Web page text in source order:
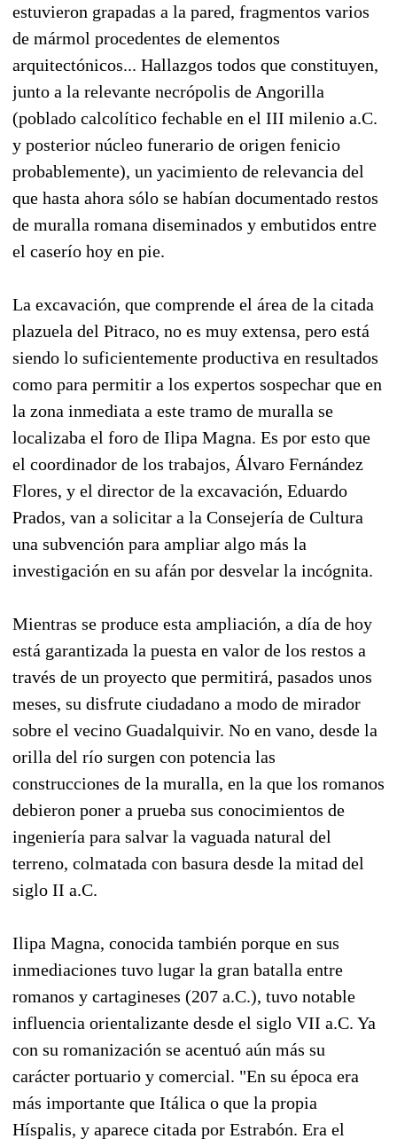
estuvieron grapadas a la pared, fragmentos varios
de mármol procedentes de elementos
arquitectónicos... Hallazgos todos que constituyen,
junto a la relevante necrópolis de Angorilla
(poblado calcolítico fechable en el III milenio a.C.
y posterior núcleo funerario de origen fenicio
probablemente), un yacimiento de relevancia del
que hasta ahora sólo se habían documentado restos
de muralla romana diseminados y embutidos entre
el caserío hoy en pie.
La excavación, que comprende el área de la citada
plazuela del Pitraco, no es muy extensa, pero está
siendo lo suficientemente productiva en resultados
como para permitir a los expertos sospechar que en
la zona inmediata a este tramo de muralla se
localizaba el foro de Ilipa Magna. Es por esto que
el coordinador de los trabajos, Álvaro Fernández
Flores, y el director de la excavación, Eduardo
Prados, van a solicitar a la Consejería de Cultura
una subvención para ampliar algo más la
investigación en su afán por desvelar la incógnita.
Mientras se produce esta ampliación, a día de hoy
está garantizada la puesta en valor de los restos a
través de un proyecto que permitirá, pasados unos
meses, su disfrute ciudadano a modo de mirador
sobre el vecino Guadalquivir. No en vano, desde la
orilla del río surgen con potencia las
construcciones de la muralla, en la que los romanos
debieron poner a prueba sus conocimientos de
ingeniería para salvar la vaguada natural del
terreno, colmatada con basura desde la mitad del
siglo II a.C.
Ilipa Magna, conocida también porque en sus
inmediaciones tuvo lugar la gran batalla entre
romanos y cartagineses (207 a.C.), tuvo notable
influencia orientalizante desde el siglo VII a.C. Ya
con su romanización se acentuó aún más su
carácter portuario y comercial. "En su época era
más importante que Itálica o que la propia
Híspalis, y aparece citada por Estrabón. Era el